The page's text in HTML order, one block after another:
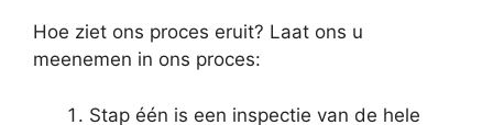
Hoe ziet ons proces eruit? Laat ons u
meenemen in ons proces:
Stap één is een inspectie van de hele